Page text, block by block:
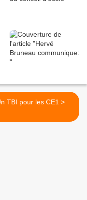
Un TBI pour les CE1 >